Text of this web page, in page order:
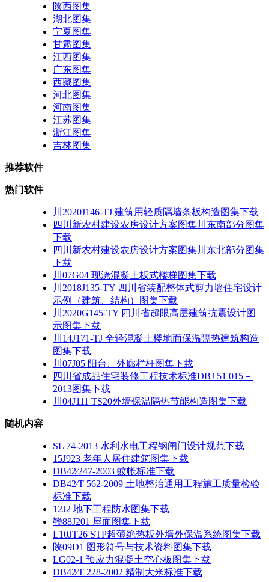
陕西图集
湖北图集
宁夏图集
甘肃图集
江西图集
广东图集
西藏图集
河北图集
河南图集
江苏图集
浙江图集
吉林图集
推荐软件
热门软件
川2020J146-TJ 建筑用轻质隔墙条板构造图集下载
四川新农村建设农房设计方案图集川东南部分图集
下载
四川新农村建设农房设计方案图集川东北部分图集
下载
川07G04 现浇混凝土板式楼梯图集下载
川2018J135-TY 四川省装配整体式剪力墙住宅设计
示例（建筑、结构）图集下载
川2020G145-TY 四川省超限高层建筑抗震设计图
示图集下载
川14J171-TJ 全轻混凝土楼地面保温隔热建筑构造
图集下载
川07J05 阳台、外廊栏杆图集下载
四川省成品住宅装修工程技术标准DBJ 51 015－
2013图集下载
川04J111 TS20外墙保温隔热节能构造图集下载
随机内容
SL 74-2013 水利水电工程钢闸门设计规范下载
15J923 老年人居住建筑图集下载
DB42∕247-2003 蚊帐标准下载
DB42∕T 562-2009 土地整治通用工程施工质量检验
标准下载
12J2 地下工程防水图集下载
赣88J201 屋面图集下载
L10JT26 STP超薄绝热板外墙外保温系统图集下载
陕09D1 图形符号与技术资料图集下载
LG02-1 预应力混凝土空心板图集下载
DB42∕T 228-2002 精制大米标准下载